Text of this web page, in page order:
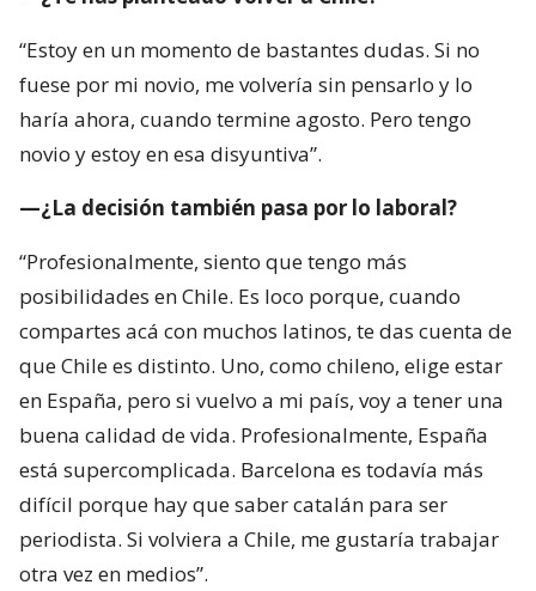
“Profesionalmente, siento que tengo más
posibilidades en Chile. Es loco porque, cuando
compartes acá con muchos latinos, te das cuenta de
que Chile es distinto. Uno, como chileno, elige estar
en España, pero si vuelvo a mi país, voy a tener una
buena calidad de vida. Profesionalmente, España
está supercomplicada. Barcelona es todavía más
difícil porque hay que saber catalán para ser
periodista. Si volviera a Chile, me gustaría trabajar
otra vez en medios”.
—Cuando te fuiste de Chile, ¿tenías claro que
querías volver a los medios?
“Cuando me fui, no tenía tan claro si quería volver a
los medios. Decía: ‘No sé si quiero volver a esta vida’.